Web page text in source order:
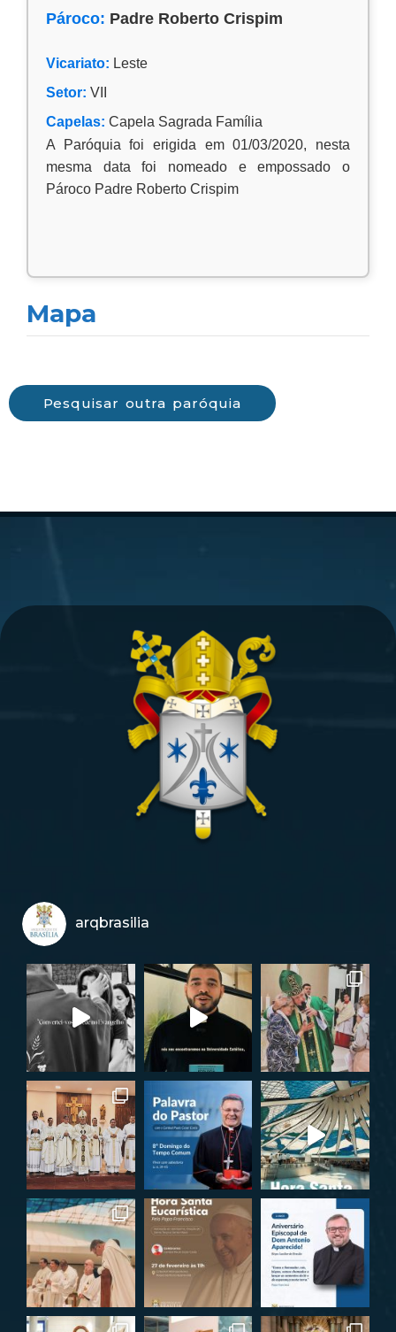
Pároco: Padre Roberto Crispim
Vicariato: Leste
Setor: VII
Capelas: Capela Sagrada Família
A Paróquia foi erigida em 01/03/2020, nesta
mesma data foi nomeado e empossado o
Pároco Padre Roberto Crispim
Mapa
Pesquisar outra paróquia
arqbrasilia